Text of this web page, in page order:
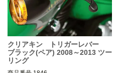
クリアキン トリガーレバー
ブラック(ペア) 2008～2013 ツー
リング